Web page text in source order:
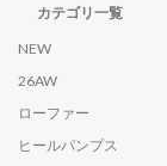
カテゴリ一覧
NEW
26AW
ローファー
ヒールパンプス